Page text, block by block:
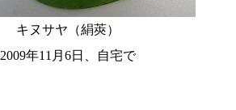
キヌサヤ（絹莢）
2009年11月6日、自宅で